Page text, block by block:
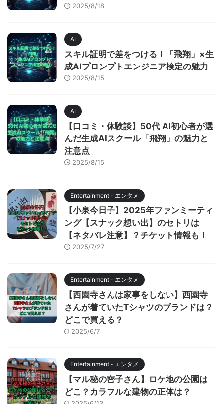
2025/8/18
AI
スキル証明で差をつける！「飛翔」×生
成AIプロンプトエンジニア検定の魅力
2025/8/15
AI
【口コミ・体験談】50代 AI初心者が選
んだ生成AIスクール「飛翔」の魅力と
注意点
2025/8/15
Entertainment - エンタメ
【小泉今日子】2025年ファンミーティ
ング【スナック想い出】のセトリは
【ネタバレ注意】？チケット情報も！
2025/7/27
Entertainment - エンタメ
【西園寺さんは家事をしない】西園寺
さんが着ていたTシャツのブランドは？
どこで買える？
2025/6/7
Entertainment - エンタメ
【マル秘の密子さん】ロケ地の公園は
どこ？カラフルな建物の正体は？